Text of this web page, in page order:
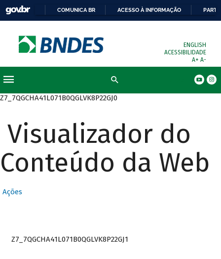
COMUNICA BR ACESSO À INFORMAÇÃO
ENGLISH
ACESSIBILIDADE
A+ A-
Z7_7QGCHA41L071B0QGLVK8P22GJ0
Visualizador do
Conteúdo da Web
Ações
Z7_7QGCHA41L071B0QGLVK8P22GJ1